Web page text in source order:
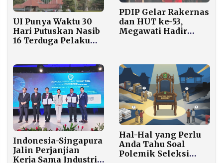
UI Punya Waktu 30
Hari Putuskan Nasib
16 Terduga Pelaku
PDIP Gelar Rakernas
dan HUT ke-53,
Megawati Hadir
Indonesia-Singapura
Jalin Perjanjian
Kerja Sama Industri
Hal-Hal yang Perlu
Anda Tahu Soal
Polemik Seleksi